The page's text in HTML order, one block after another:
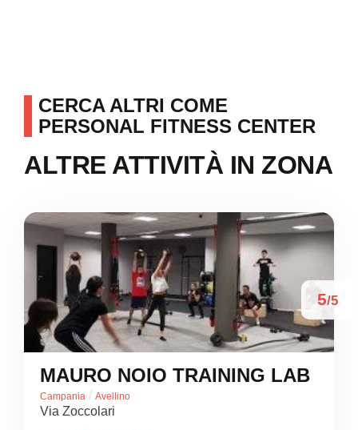
CERCA ALTRI COME
PERSONAL FITNESS CENTER
ALTRE ATTIVITÀ IN ZONA
5/5
MAURO NOIO TRAINING LAB
Campania / Avellino
Via Zoccolari